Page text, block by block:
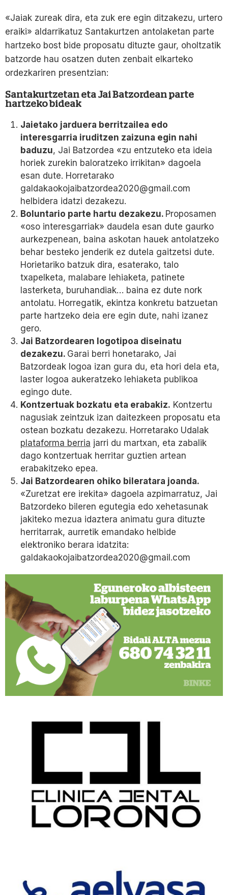
«Jaiak zureak dira, eta zuk ere egin ditzakezu, urtero
eraiki» aldarrikatuz Santakurtzen antolaketan parte
hartzeko bost bide proposatu dituzte gaur, oholtzatik
batzorde hau osatzen duten zenbait elkarteko
ordezkariren presentzian:
Santakurtzetan eta Jai Batzordean parte
hartzeko bideak
Jaietako jarduera berritzailea edo
interesgarria iruditzen zaizuna egin nahi
baduzu, Jai Batzordea «zu entzuteko eta ideia
horiek zurekin baloratzeko irrikitan» dagoela
esan dute. Horretarako
galdakaokojaibatzordea2020@gmail.com
helbidera idatzi dezakezu.
Boluntario parte hartu dezakezu. Proposamen
«oso interesgarriak» daudela esan dute gaurko
aurkezpenean, baina askotan hauek antolatzeko
behar besteko jenderik ez dutela gaitzetsi dute.
Horietariko batzuk dira, esaterako, talo
txapelketa, malabare lehiaketa, patinete
lasterketa, buruhandiak… baina ez dute nork
antolatu. Horregatik, ekintza konkretu batzuetan
parte hartzeko deia ere egin dute, nahi izanez
gero.
Jai Batzordearen logotipoa diseinatu
dezakezu. Garai berri honetarako, Jai
Batzordeak logoa izan gura du, eta hori dela eta,
laster logoa aukeratzeko lehiaketa publikoa
egingo dute.
Kontzertuak bozkatu eta erabakiz. Kontzertu
nagusiak zeintzuk izan daitezkeen proposatu eta
ostean bozkatu dezakezu. Horretarako Udalak
plataforma berria jarri du martxan, eta zabalik
dago kontzertuak herritar guztien artean
erabakitzeko epea.
Jai Batzordearen ohiko bileratara joanda.
«Zuretzat ere irekita» dagoela azpimarratuz, Jai
Batzordeko bileren egutegia edo xehetasunak
jakiteko mezua idaztera animatu gura dituzte
herritarrak, aurretik emandako helbide
elektroniko berara idatzita:
galdakaokojaibatzordea2020@gmail.com